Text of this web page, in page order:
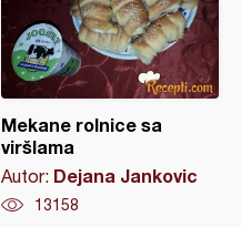
Mekane rolnice sa
viršlama
Autor: Dejana Jankovic
13158